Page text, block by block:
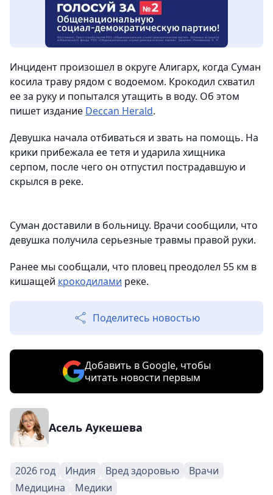
Инцидент произошел в округе Алигарх, когда Суман
косила траву рядом с водоемом. Крокодил схватил
ее за руку и попытался утащить в воду. Об этом
пишет издание Deccan Herald.
Девушка начала отбиваться и звать на помощь. На
крики прибежала ее тетя и ударила хищника
серпом, после чего он отпустил пострадавшую и
скрылся в реке.
Суман доставили в больницу. Врачи сообщили, что
девушка получила серьезные травмы правой руки.
Ранее мы сообщали, что пловец преодолел 55 км в
кишащей крокодилами реке.
Поделитесь новостью
Добавить в Google, чтобы
читать новости первым
Асель Аукешева
2026 год Индия Вред здоровью
Врачи
Медицина
Медики